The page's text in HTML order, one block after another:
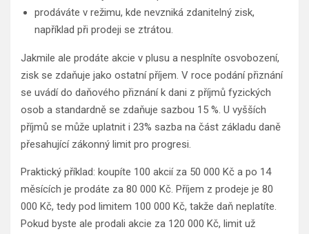
prodáváte v režimu, kde nevzniká zdanitelný zisk,
například při prodeji se ztrátou.
Jakmile ale prodáte akcie v plusu a nesplníte osvobození,
zisk se zdaňuje jako ostatní příjem. V roce podání přiznání
se uvádí do daňového přiznání k dani z příjmů fyzických
osob a standardně se zdaňuje sazbou 15 %. U vyšších
příjmů se může uplatnit i 23% sazba na část základu daně
přesahující zákonný limit pro progresi.
Praktický příklad: koupíte 100 akcií za 50 000 Kč a po 14
měsících je prodáte za 80 000 Kč. Příjem z prodeje je 80
000 Kč, tedy pod limitem 100 000 Kč, takže daň neplatíte.
Pokud byste ale prodali akcie za 120 000 Kč, limit už